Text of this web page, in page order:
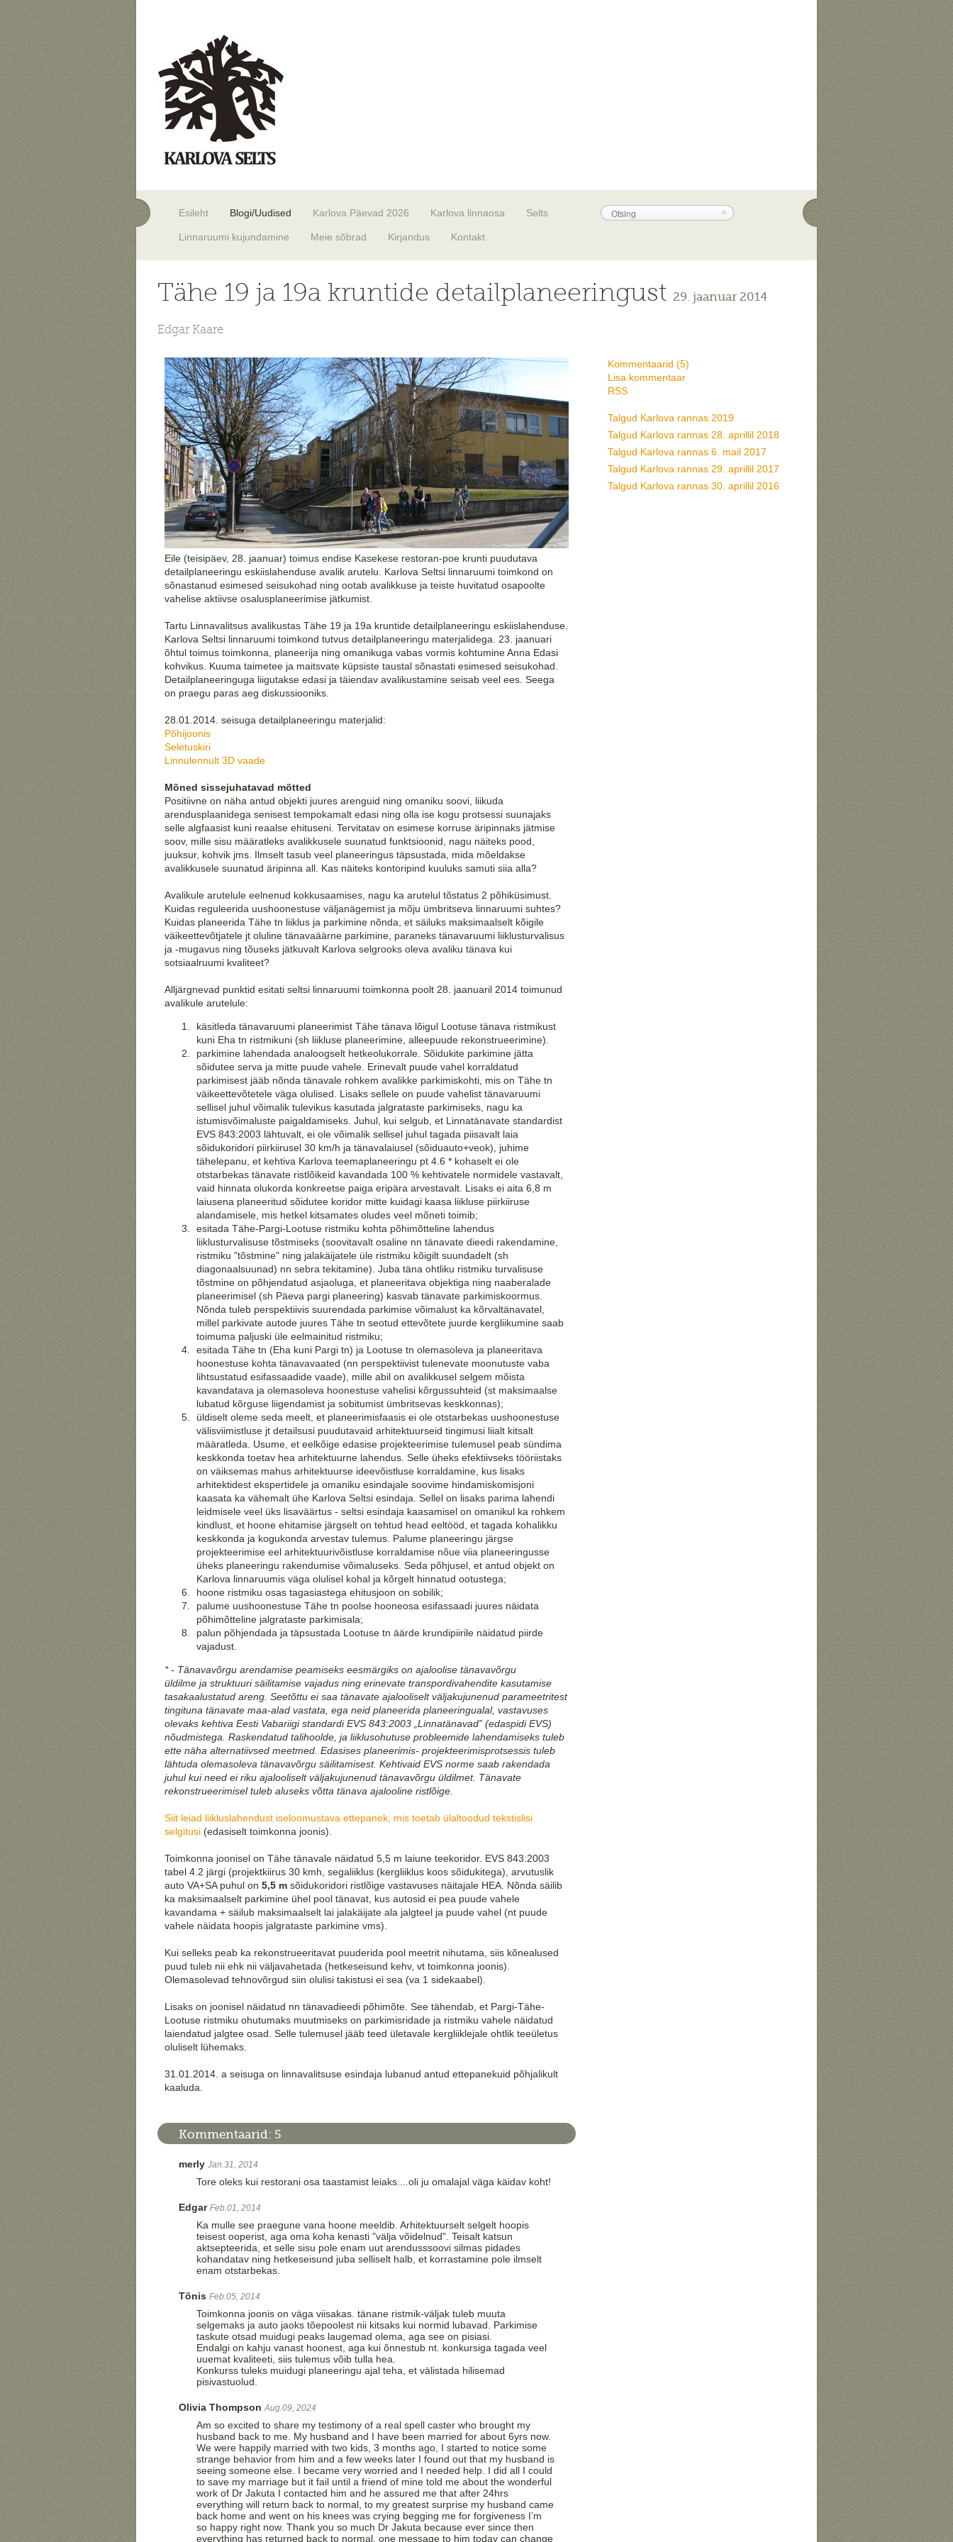
Esileht Blogi/Uudised Karlova Päevad 2026 Karlova linnaosa Selts
Linnaruumi kujundamine Meie sõbrad Kirjandus Kontakt
Tähe 19 ja 19a kruntide detailplaneeringust 29. jaanuar 2014
Edgar Kaare
Eile (teisipäev, 28. jaanuar) toimus endise Kasekese restoran-poe krunti puudutava
detailplaneeringu eskiislahenduse avalik arutelu. Karlova Seltsi linnaruumi toimkond on
sõnastanud esimesed seisukohad ning ootab avalikkuse ja teiste huvitatud osapoolte
vahelise aktiivse osalusplaneerimise jätkumist.
Tartu Linnavalitsus avalikustas Tähe 19 ja 19a kruntide detailplaneeringu eskiislahenduse.
Karlova Seltsi linnaruumi toimkond tutvus detailplaneeringu materjalidega. 23. jaanuari
õhtul toimus toimkonna, planeerija ning omanikuga vabas vormis kohtumine Anna Edasi
kohvikus. Kuuma taimetee ja maitsvate küpsiste taustal sõnastati esimesed seisukohad.
Detailplaneeringuga liigutakse edasi ja täiendav avalikustamine seisab veel ees. Seega
on praegu paras aeg diskussiooniks.
28.01.2014. seisuga detailplaneeringu materjalid:
Põhijoonis
Seletuskiri
Linnulennult 3D vaade
Mõned sissejuhatavad mõtted
Positiivne on näha antud objekti juures arenguid ning omaniku soovi, liikuda
arendusplaanidega senisest tempokamalt edasi ning olla ise kogu protsessi suunajaks
selle algfaasist kuni reaalse ehituseni. Tervitatav on esimese korruse äripinnaks jätmise
soov, mille sisu määratleks avalikkusele suunatud funktsioonid, nagu näiteks pood,
juuksur, kohvik jms. Ilmselt tasub veel planeeringus täpsustada, mida mõeldakse
avalikkusele suunatud äripinna all. Kas näiteks kontoripind kuuluks samuti siia alla?
Avalikule arutelule eelnenud kokkusaamises, nagu ka arutelul tõstatus 2 põhiküsimust.
Kuidas reguleerida uushoonestuse väljanägemist ja mõju ümbritseva linnaruumi suhtes?
Kuidas planeerida Tähe tn liiklus ja parkimine nõnda, et säiluks maksimaalselt kõigile
väikeettevõtjatele jt oluline tänavaäärne parkimine, paraneks tänavaruumi liiklusturvalisus
ja -mugavus ning tõuseks jätkuvalt Karlova selgrooks oleva avaliku tänava kui
sotsiaalruumi kvaliteet?
Alljärgnevad punktid esitati seltsi linnaruumi toimkonna poolt 28. jaanuaril 2014 toimunud
avalikule arutelule:
käsitleda tänavaruumi planeerimist Tähe tänava lõigul Lootuse tänava ristmikust
kuni Eha tn ristmikuni (sh liikluse planeerimine, alleepuude rekonstrueerimine).
parkimine lahendada analoogselt hetkeolukorrale. Sõidukite parkimine jätta
sõidutee serva ja mitte puude vahele. Erinevalt puude vahel korraldatud
parkimisest jääb nõnda tänavale rohkem avalikke parkimiskohti, mis on Tähe tn
väikeettevõtetele väga olulised. Lisaks sellele on puude vahelist tänavaruumi
sellisel juhul võimalik tulevikus kasutada jalgrataste parkimiseks, nagu ka
istumisvõimaluste paigaldamiseks. Juhul, kui selgub, et Linnatänavate standardist
EVS 843:2003 lähtuvalt, ei ole võimalik sellisel juhul tagada piisavalt laia
sõidukoridori piirkiirusel 30 km/h ja tänavalaiusel (sõiduauto+veok), juhime
tähelepanu, et kehtiva Karlova teemaplaneeringu pt 4.6 * kohaselt ei ole
otstarbekas tänavate ristlõikeid kavandada 100 % kehtivatele normidele vastavalt,
vaid hinnata olukorda konkreetse paiga eripära arvestavalt. Lisaks ei aita 6,8 m
laiusena planeeritud sõidutee koridor mitte kuidagi kaasa liikluse piirkiiruse
alandamisele, mis hetkel kitsamates oludes veel mõneti toimib;
esitada Tähe-Pargi-Lootuse ristmiku kohta põhimõtteline lahendus
liiklusturvalisuse tõstmiseks (soovitavalt osaline nn tänavate dieedi rakendamine,
ristmiku "tõstmine" ning jalakäijatele üle ristmiku kõigilt suundadelt (sh
diagonaalsuunad) nn sebra tekitamine). Juba täna ohtliku ristmiku turvalisuse
tõstmine on põhjendatud asjaoluga, et planeeritava objektiga ning naaberalade
planeerimisel (sh Päeva pargi planeering) kasvab tänavate parkimiskoormus.
Nõnda tuleb perspektiivis suurendada parkimise võimalust ka kõrvaltänavatel,
millel parkivate autode juures Tähe tn seotud ettevõtete juurde kergliikumine saab
toimuma paljuski üle eelmainitud ristmiku;
esitada Tähe tn (Eha kuni Pargi tn) ja Lootuse tn olemasoleva ja planeeritava
hoonestuse kohta tänavavaated (nn perspektiivist tulenevate moonutuste vaba
lihtsustatud esifassaadide vaade), mille abil on avalikkusel selgem mõista
kavandatava ja olemasoleva hoonestuse vahelisi kõrgussuhteid (st maksimaalse
lubatud kõrguse liigendamist ja sobitumist ümbritsevas keskkonnas);
üldiselt oleme seda meelt, et planeerimisfaasis ei ole otstarbekas uushoonestuse
välisviimistluse jt detailsusi puudutavaid arhitektuurseid tingimusi liialt kitsalt
määratleda. Usume, et eelkõige edasise projekteerimise tulemusel peab sündima
keskkonda toetav hea arhitektuurne lahendus. Selle üheks efektiivseks tööriistaks
on väiksemas mahus arhitektuurse ideevõistluse korraldamine, kus lisaks
arhitektidest ekspertidele ja omaniku esindajale soovime hindamiskomisjoni
kaasata ka vähemalt ühe Karlova Seltsi esindaja. Sellel on lisaks parima lahendi
leidmisele veel üks lisaväärtus - seltsi esindaja kaasamisel on omanikul ka rohkem
kindlust, et hoone ehitamise järgselt on tehtud head eeltööd, et tagada kohalikku
keskkonda ja kogukonda arvestav tulemus. Palume planeeringu järgse
projekteerimise eel arhitektuurivõistluse korraldamise nõue viia planeeringusse
üheks planeeringu rakendumise võimaluseks. Seda põhjusel, et antud objekt on
Karlova linnaruumis väga olulisel kohal ja kõrgelt hinnatud ootustega;
hoone ristmiku osas tagasiastega ehitusjoon on sobilik;
palume uushoonestuse Tähe tn poolse hooneosa esifassaadi juures näidata
põhimõtteline jalgrataste parkimisala;
palun põhjendada ja täpsustada Lootuse tn äärde krundipiirile näidatud piirde
vajadust.
* - Tänavavõrgu arendamise peamiseks eesmärgiks on ajaloolise tänavavõrgu
üldilme ja struktuuri säilitamise vajadus ning erinevate transpordivahendite kasutamise
tasakaalustatud areng. Seetõttu ei saa tänavate ajalooliselt väljakujunenud parameetritest
tingituna tänavate maa-alad vastata, ega neid planeerida planeeringualal, vastavuses
olevaks kehtiva Eesti Vabariigi standardi EVS 843:2003 „Linnatänavad” (edaspidi EVS)
nõudmistega. Raskendatud talihoolde, ja liiklusohutuse probleemide lahendamiseks tuleb
ette näha alternatiivsed meetmed. Edasises planeerimis- projekteerimisprotsessis tuleb
lähtuda olemasoleva tänavavõrgu säilitamisest. Kehtivaid EVS norme saab rakendada
juhul kui need ei riku ajalooliselt väljakujunenud tänavavõrgu üldilmet. Tänavate
rekonstrueerimisel tuleb aluseks võtta tänava ajalooline ristlõige.
Siit leiad liikluslahendust iseloomustava ettepanek, mis toetab ülaltoodud tekstislisi
selgitusi (edasiselt toimkonna joonis).
Toimkonna joonisel on Tähe tänavale näidatud 5,5 m laiune teekoridor. EVS 843:2003
tabel 4.2 järgi (projektkiirus 30 kmh, segaliiklus (kergliiklus koos sõidukitega), arvutuslik
auto VA+SA puhul on5,5 msõidukoridori ristlõige vastavuses näitajale HEA. Nõnda säilib
ka maksimaalselt parkimine ühel pool tänavat, kus autosid ei pea puude vahele
kavandama + säilub maksimaalselt lai jalakäijate ala jalgteel ja puude vahel (nt puude
vahele näidata hoopis jalgrataste parkimine vms).
Kui selleks peab ka rekonstrueeritavat puuderida pool meetrit nihutama, siis kõnealused
puud tuleb nii ehk nii väljavahetada (hetkeseisund kehv, vt toimkonna joonis).
Olemasolevad tehnovõrgud siin olulisi takistusi ei sea (va 1 sidekaabel).
Lisaks on joonisel näidatud nn tänavadieedi põhimõte. See tähendab, et Pargi-Tähe-
Lootuse ristmiku ohutumaks muutmiseks on parkimisridade ja ristmiku vahele näidatud
laiendatud jalgtee osad. Selle tulemusel jääb teed ületavale kergliiklejale ohtlik teeületus
oluliselt lühemaks.
31.01.2014. a seisuga on linnavalitsuse esindaja lubanud antud ettepanekuid põhjalikult
kaaluda.
Kommentaarid: 5
merly Jan.31, 2014
Tore oleks kui restorani osa taastamist leiaks....oli ju omalajal väga käidav koht!
Edgar Feb.01, 2014
Ka mulle see praegune vana hoone meeldib. Arhitektuurselt selgelt hoopis
teisest ooperist, aga oma koha kenasti "välja võidelnud". Teisalt katsun
aktsepteerida, et selle sisu pole enam uut arendusssoovi silmas pidades
kohandatav ning hetkeseisund juba selliselt halb, et korrastamine pole ilmselt
enam otstarbekas.
Tõnis Feb.05, 2014
Toimkonna joonis on väga viisakas. tänane ristmik-väljak tuleb muuta
selgemaks ja auto jaoks tõepoolest nii kitsaks kui normid lubavad. Parkimise
taskute otsad muidugi peaks laugemad olema, aga see on pisiasi.
Endalgi on kahju vanast hoonest, aga kui õnnestub nt. konkursiga tagada veel
uuemat kvaliteeti, siis tulemus võib tulla hea.
Konkurss tuleks muidugi planeeringu ajal teha, et välistada hilisemad
pisivastuolud.
Olivia Thompson Aug.09, 2024
Am so excited to share my testimony of a real spell caster who brought my
husband back to me. My husband and I have been married for about 6yrs now.
We were happily married with two kids, 3 months ago, I started to notice some
strange behavior from him and a few weeks later I found out that my husband is
seeing someone else. I became very worried and I needed help. I did all I could
to save my marriage but it fail until a friend of mine told me about the wonderful
work of Dr Jakuta I contacted him and he assured me that after 24hrs
everything will return back to normal, to my greatest surprise my husband came
back home and went on his knees was crying begging me for forgiveness I’m
so happy right now. Thank you so much Dr Jakuta because ever since then
everything has returned back to normal. one message to him today can change
Kommentaarid (5)
Lisa kommentaar
RSS
Talgud Karlova rannas 2019
Talgud Karlova rannas 28. aprillil 2018
Talgud Karlova rannas 6. mail 2017
Talgud Karlova rannas 29. aprillil 2017
Talgud Karlova rannas 30. aprillil 2016